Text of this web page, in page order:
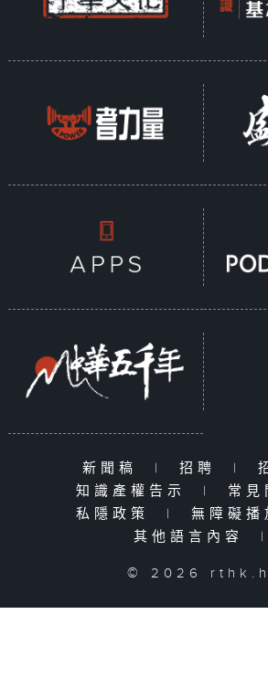
新聞稿 | 招聘 |
知識產權告示
| 常見
私隱政策
| 無障礙播
其他語言內容
|
© 2026